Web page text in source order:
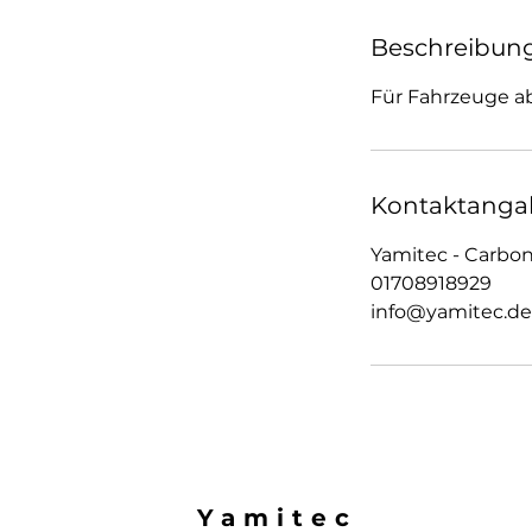
Für Fahrzeuge
Yamitec -
01708918929
info@yamitec.de
Yamitec